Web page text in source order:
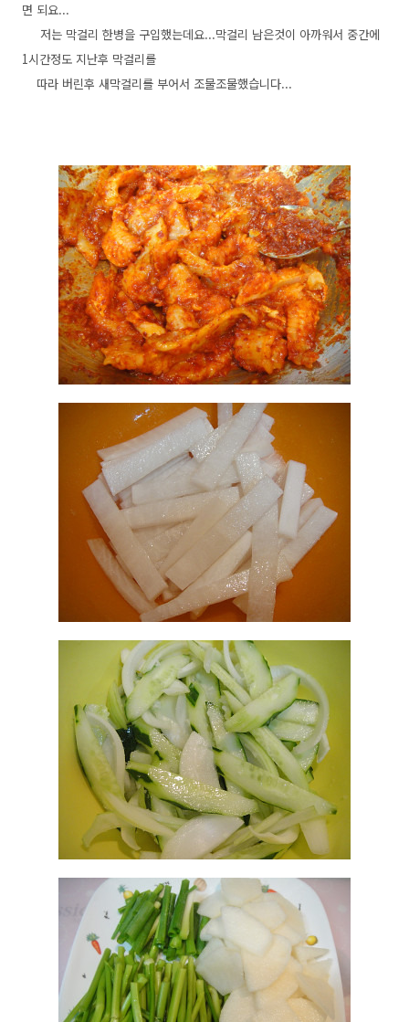
면 되요...
저는 막걸리 한병을 구입했는데요...막걸리 남은것이 아까워서 중간에
1시간정도 지난후 막걸리를
따라 버린후 새막걸리를 부어서 조물조물했습니다...